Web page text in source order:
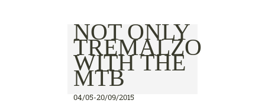
NOT ONLY
TREMALZO
WITH THE
MTB
04/05-20/09/2015